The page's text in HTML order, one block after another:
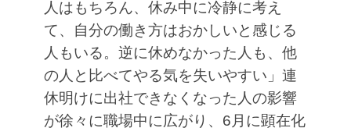
人はもちろん、休み中に冷静に考え
て、自分の働き方はおかしいと感じる
人もいる。逆に休めなかった人も、他
の人と比べてやる気を失いやすい」連
休明けに出社できなくなった人の影響
が徐々に職場中に広がり、6月に顕在化